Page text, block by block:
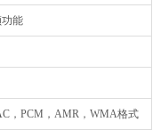
能
，PCM，AMR，WMA格式